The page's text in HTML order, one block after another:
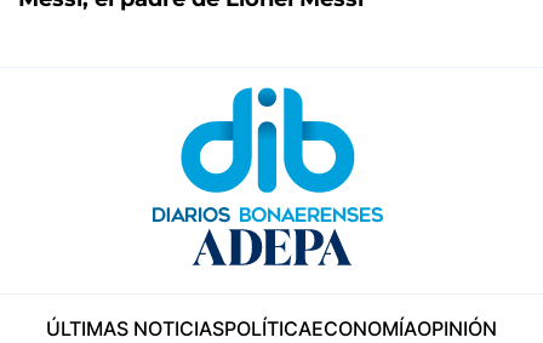
ÚLTIMAS NOTICIASPOLÍTICAECONOMÍAOPINIÓN